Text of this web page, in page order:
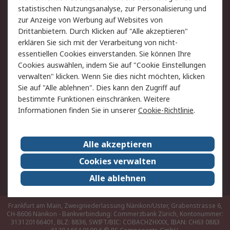
Hilfe
Rechtliches
AGB
Datenschutz
Cookie-Richtlinie
Zahlungsbedingungen
Copyright/Impressum
Über RS
Karriere bei RS
Nachhaltigkeit
Qualität/Umwelt/ZertifikatePresse-Center
Event-Center
Frankfurt am Main, Zweigniederlassung Nänikon/Uster, Grabenstrasse 6,
CH-8606 Nänikon - Bankverbindung: Commerzbank Zürich, Kontonummer:
313120166401, BLZ: 8836, SWIFT/BIC: COBACHZHXXX, IBAN: CH63 0883
statistischen Nutzungsanalyse, zur Personalisierung und
zur Anzeige von Werbung auf Websites von
Drittanbietern. Durch Klicken auf "Alle akzeptieren"
erklären Sie sich mit der Verarbeitung von nicht-
essentiellen Cookies einverstanden. Sie können Ihre
Cookies auswählen, indem Sie auf "Cookie Einstellungen
verwalten" klicken. Wenn Sie dies nicht möchten, klicken
Sie auf "Alle ablehnen". Dies kann den Zugriff auf
bestimmte Funktionen einschränken. Weitere
Informationen finden Sie in unsererCookie-Richtlinie.
Alle akzeptieren
Cookies verwalten
Alle ablehnen